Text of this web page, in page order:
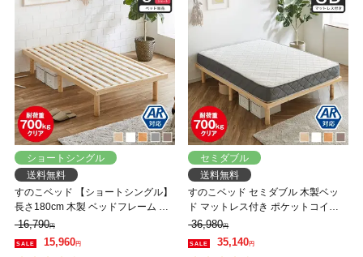
ショートシングル
送料無料
すのこベッド 【ショートシングル】
長さ180cm 木製 ベッドフレーム 耐
荷重350kg 組立簡単 高さ4段階 低ホ
ルムアルデヒド バノン【AR】
16,790円
15,960円
セミダブル
送料無料
すのこベッド セミダブル 木製ベッ
ド マットレス付き ポケットコイル
マットレス ふつう 組立簡単 ヘッド
レス 一人暮らし 北欧 低ホルムアル
デヒド バノン【AR】 【大型家具配
36,980円
35,140円